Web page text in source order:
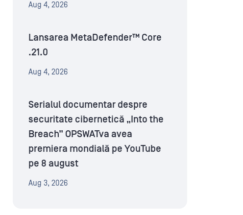
Aug 4, 2026
Lansarea MetaDefender™ Core
.21.0
Aug 4, 2026
Serialul documentar despre
securitate cibernetică „Into the
Breach” OPSWATva avea
premiera mondială pe YouTube
pe 8 august
Aug 3, 2026